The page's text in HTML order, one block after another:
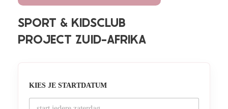
SPORT & KIDSCLUB
PROJECT ZUID-AFRIKA
KIES JE STARTDATUM